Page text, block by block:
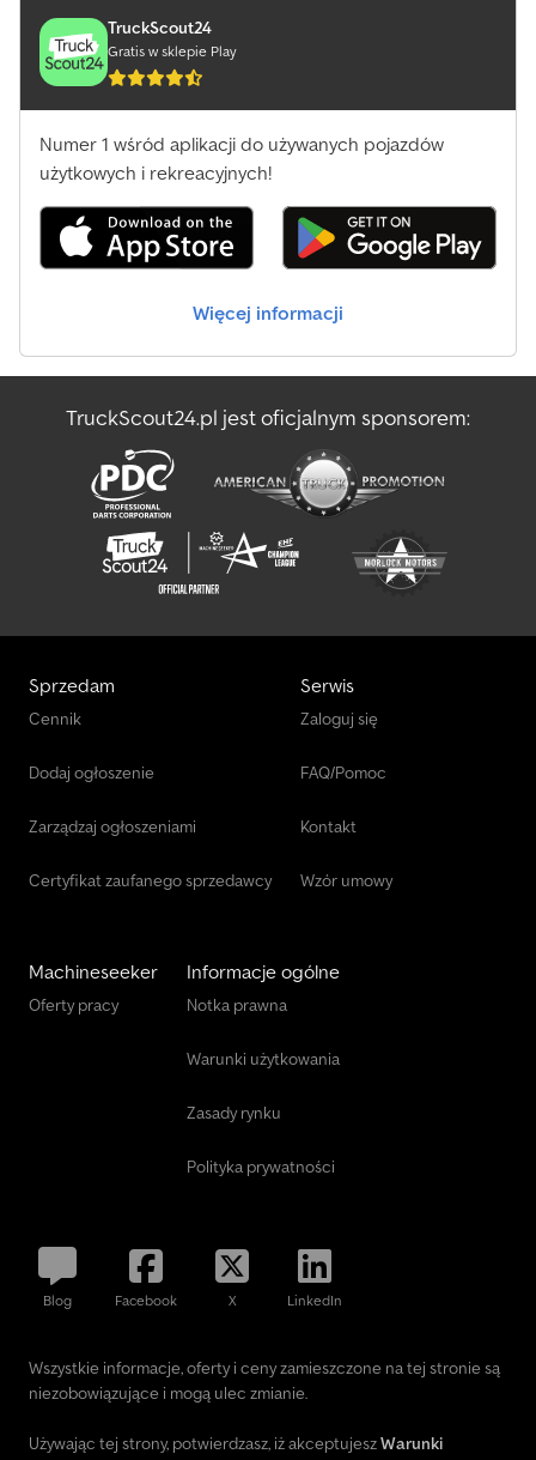
TruckScout24
Gratis w sklepie Play
Numer 1 wśród aplikacji do używanych pojazdów
użytkowych i rekreacyjnych!
Więcej informacji
TruckScout24.pl jest oficjalnym sponsorem:
Sprzedam
Cennik
Dodaj ogłoszenie
Zarządzaj ogłoszeniami
Certyfikat zaufanego sprzedawcy
Serwis
Zaloguj się
FAQ/Pomoc
Kontakt
Wzór umowy
Machineseeker
Oferty pracy
Informacje ogólne
Notka prawna
Warunki użytkowania
Zasady rynku
Polityka prywatności
Blog Facebook X LinkedIn
Wszystkie informacje, oferty i ceny zamieszczone na tej stronie są
niezobowiązujące i mogą ulec zmianie.
Używając tej strony, potwierdzasz, iż akceptujeszWarunki